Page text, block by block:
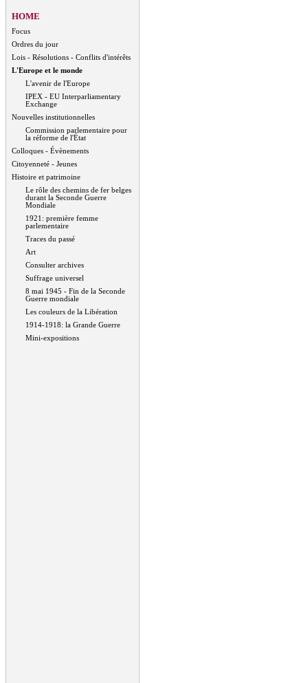
HOME
Focus
Ordres du jour
Lois - Résolutions - Conflits d'intérêts
L'Europe et le monde
L'avenir de l'Europe
IPEX - EU Interparliamentary
Exchange
Nouvelles institutionnelles
Commission parlementaire pour
la réforme de l'État
Colloques - Évènements
Citoyenneté - Jeunes
Histoire et patrimoine
Le rôle des chemins de fer belges
durant la Seconde Guerre
Mondiale
1921: première femme
parlementaire
Traces du passé
Art
Consulter archives
Suffrage universel
8 mai 1945 - Fin de la Seconde
Guerre mondiale
Les couleurs de la Libération
1914-1918: la Grande Guerre
Mini-expositions